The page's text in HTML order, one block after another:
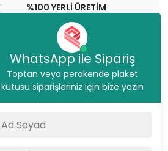
%100 YERLİ ÜRETİM
Yerli üretim atölyemiz
sayesinde en iyi fiyat ve
en üst kaliteyi sunuyoruz
sevkiyat veya depodan
WhatsApp ile Sipariş
Toptan veya perakende plaket
kutusu siparişleriniz için bize yazın